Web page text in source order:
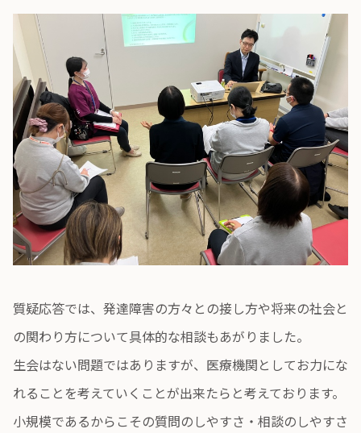
質疑応答では、発達障害の方々との接し方や将来の社会と
の関わり方について具体的な相談もあがりました。
生会はない問題ではありますが、医療機関としてお力にな
れることを考えていくことが出来たらと考えております。
小規模であるからこその質問のしやすさ・相談のしやすさ